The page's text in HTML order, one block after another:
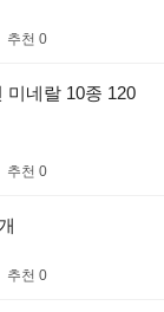
추천 0
미네랄 10종 120
추천 0
추천 0